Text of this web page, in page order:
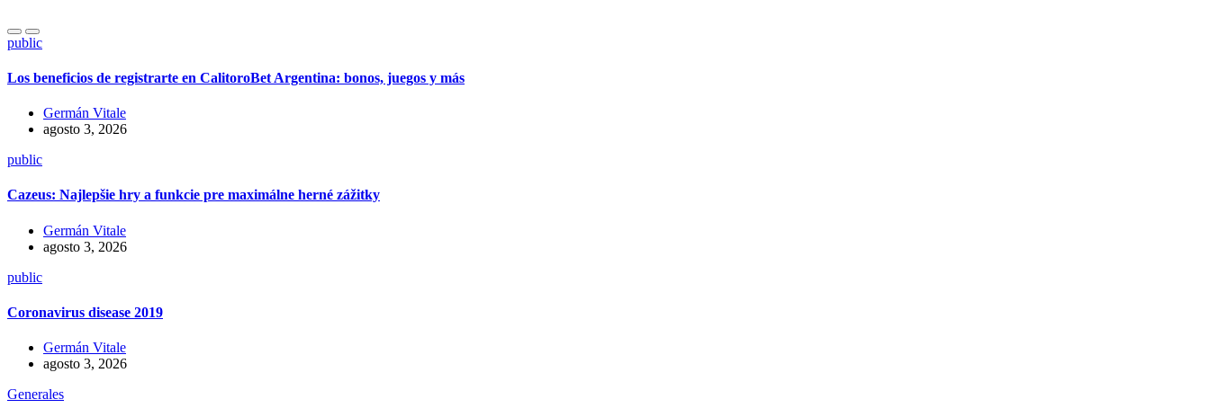
public
Los beneficios de registrarte en CalitoroBet Argentina: bonos, juegos y más
Germán Vitale
agosto 3, 2026
public
Cazeus: Najlepšie hry a funkcie pre maximálne herné zážitky
Germán Vitale
agosto 3, 2026
public
Coronavirus disease 2019
Germán Vitale
agosto 3, 2026
Generales